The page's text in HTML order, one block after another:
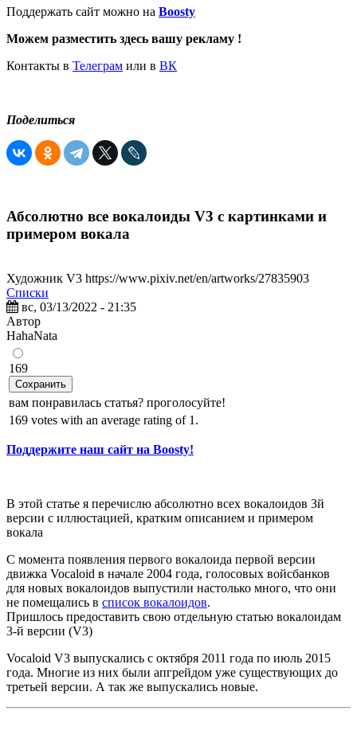
Поддержать сайт можно на Boosty
Можем разместить здесь вашу рекламу !
Контакты в Телеграм или в ВК
Поделиться
Абсолютно все вокалоиды V3 с картинками и
примером вокала
Художник V3 https://www.pixiv.net/en/artworks/27835903
Списки
вс, 03/13/2022 - 21:35
Автор
HahaNata
169
Сохранить
вам понравилась статья? проголосуйте!
169 votes with an average rating of 1.
Поддержите наш сайт на Boosty!
В этой статье я перечислю абсолютно всех вокалоидов 3й
версии с иллюстацией, кратким описанием и примером
вокала
С момента появления первого вокалоида первой версии
движка Vocaloid в начале 2004 года, голосовых войсбанков
для новых вокалоидов выпустили настолько много, что они
не помещались в список вокалоидов.
Пришлось предоставить свою отдельную статью вокалоидам
3-й версии (V3)
Vocaloid V3 выпускались с октября 2011 года по июль 2015
года. Многие из них были апгрейдом уже существующих до
третьей версии. А так же выпускались новые.